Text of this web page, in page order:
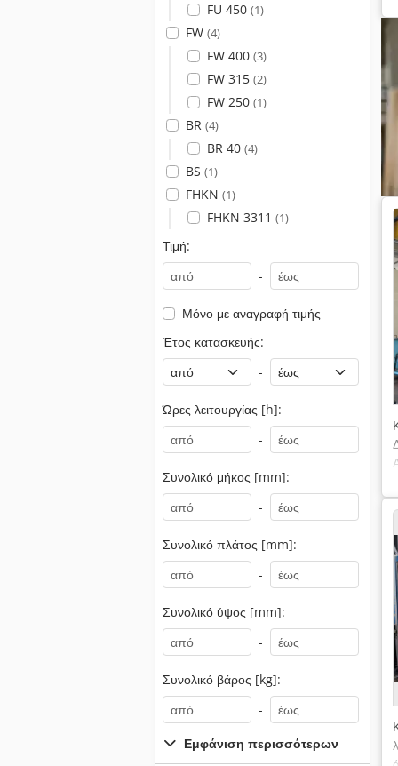
FU 450 (1)
FW (4)
FW 400 (3)
FW 315 (2)
FW 250 (1)
BR (4)
BR 40 (4)
BS (1)
FHKN (1)
FHKN 3311 (1)
Τιμή:
-
Μόνο με αναγραφή τιμής
Έτος κατασκευής:
-
Ώρες λειτουργίας [h]:
-
Συνολικό μήκος [mm]:
-
Συνολικό πλάτος [mm]:
-
Συνολικό ύψος [mm]:
-
Συνολικό βάρος [kg]:
-
Εμφάνιση περισσότερων